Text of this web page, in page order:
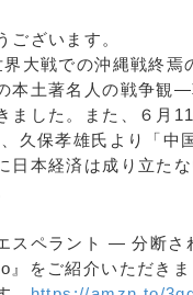
ございます。
界大戦での沖縄戦終焉
本土著名人の戦争観
ました。また、６月
久保孝雄氏より「中
日本経済は成り立た
スペラント ― 分断さ
』をご紹介いただき